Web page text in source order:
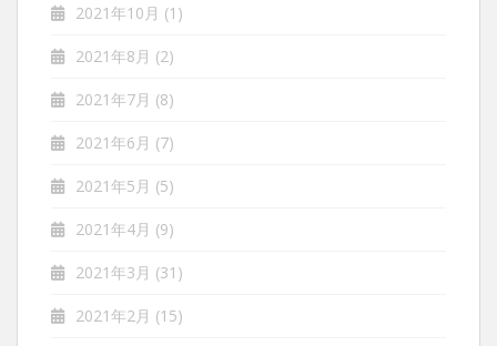
2021年10月 (1)
2021年8月 (2)
2021年7月 (8)
2021年6月 (7)
2021年5月 (5)
2021年4月 (9)
2021年3月 (31)
2021年2月 (15)